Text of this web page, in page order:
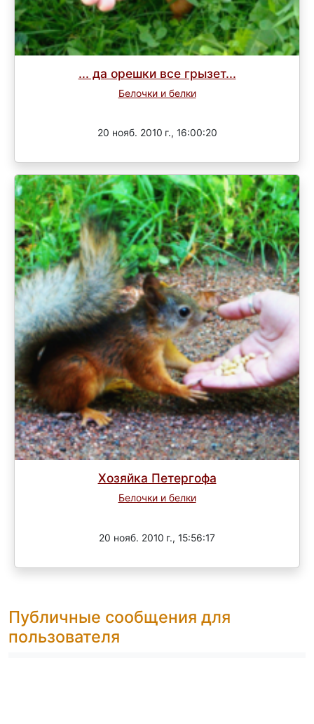
... да орешки все грызет...
Белочки и белки
20 нояб. 2010 г., 16:00:20
Хозяйка Петергофа
Белочки и белки
20 нояб. 2010 г., 15:56:17
Публичные сообщения для
пользователя